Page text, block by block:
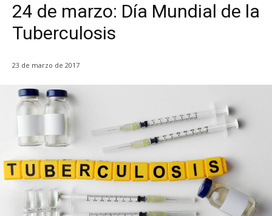
24 de marzo: Día Mundial de la
Tuberculosis
23 de marzo de 2017